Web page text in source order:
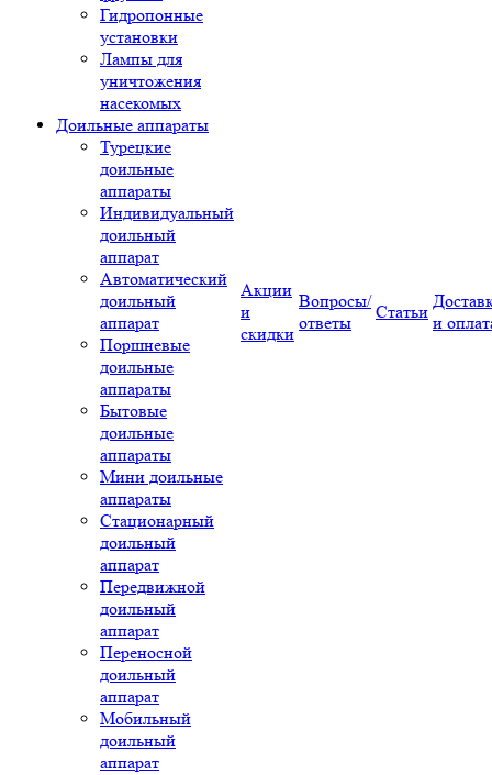
Гидропонные
установки
Лампы для
уничтожения
насекомых
Доильные аппараты
Турецкие
доильные
аппараты
Индивидуальный
доильный
аппарат
Автоматический
доильный
аппарат
Поршневые
доильные
аппараты
Бытовые
доильные
аппараты
Мини доильные
аппараты
Стационарный
доильный
аппарат
Передвижной
доильный
аппарат
Переносной
доильный
аппарат
Мобильный
доильный
аппарат
Акции
и
скидки
Вопросы/
ответы
Статьи
и